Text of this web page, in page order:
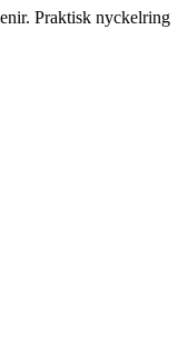
Praktisk nyckelring